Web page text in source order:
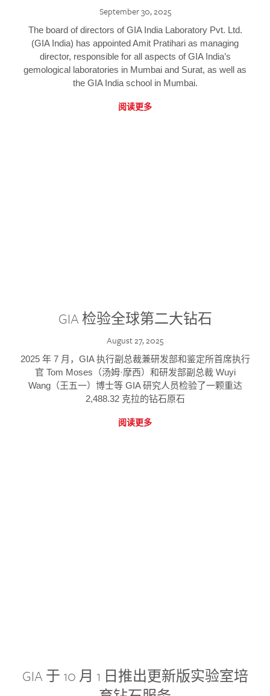
September 30, 2025
The board of directors of GIA India Laboratory Pvt. Ltd.
(GIA India) has appointed Amit Pratihari as managing
director, responsible for all aspects of GIA India’s
gemological laboratories in Mumbai and Surat, as well as
the GIA India school in Mumbai.
阅读更多
GIA 检验全球第二大钻石
August 27, 2025
2025 年 7 月，GIA 执行副总裁兼研发部和鉴定所首席执行
官 Tom Moses（汤姆·摩西）和研发部副总裁 Wuyi
Wang（王五一）博士等 GIA 研究人员检验了一颗重达
2,488.32 克拉的钻石原石
阅读更多
GIA 于 10 月 1 日推出更新版实验室培